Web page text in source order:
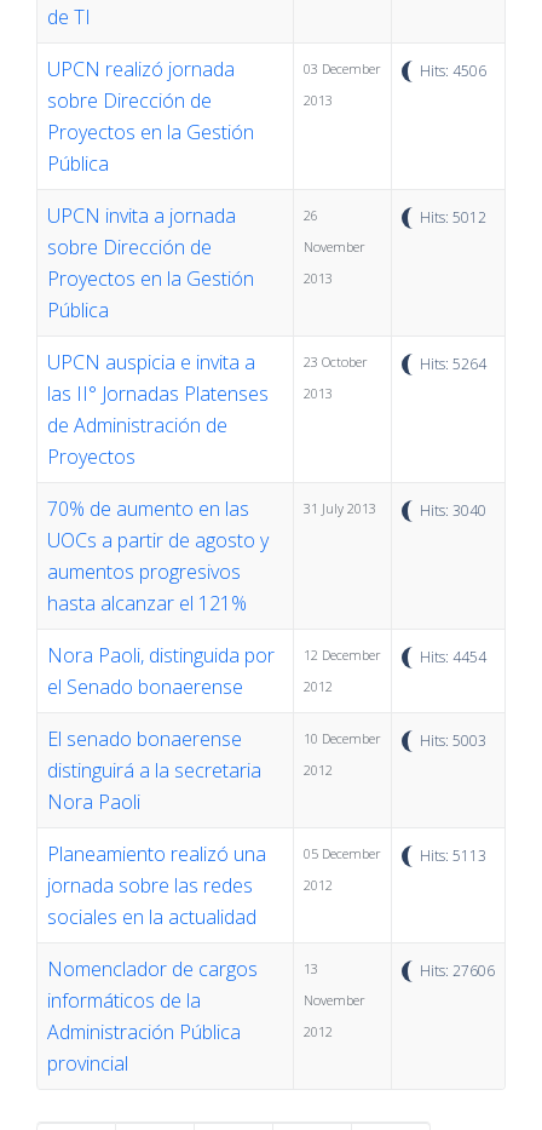
de TI
UPCN realizó jornada
sobre Dirección de
Proyectos en la Gestión
Pública
03 December
2013
Hits: 4506
UPCN invita a jornada
sobre Dirección de
Proyectos en la Gestión
Pública
26
November
2013
Hits: 5012
UPCN auspicia e invita a
las II° Jornadas Platenses
de Administración de
Proyectos
23 October
2013
Hits: 5264
70% de aumento en las
UOCs a partir de agosto y
aumentos progresivos
hasta alcanzar el 121%
31 July 2013 Hits: 3040
Nora Paoli, distinguida por
el Senado bonaerense
12 December
2012
Hits: 4454
El senado bonaerense
distinguirá a la secretaria
Nora Paoli
10 December
2012
Hits: 5003
Planeamiento realizó una
jornada sobre las redes
sociales en la actualidad
05 December
2012
Hits: 5113
Nomenclador de cargos
informáticos de la
Administración Pública
provincial
13
November
2012
Hits: 27606